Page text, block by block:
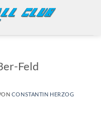
Feld
CONSTANTIN HERZOG